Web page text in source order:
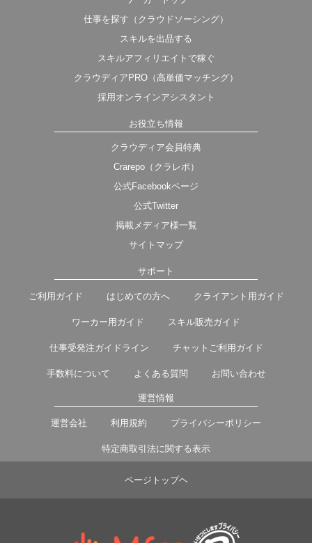
仕事を探す（クラウドソーシング）
スキルを出品する
スキルアフィリエイトで稼ぐ
クラウディアPRO（高単価マッチング）
採用オンラインアシスタント
お役立ち情報
クラウディア会員特典
Crarepo（クラレポ）
公式Facebookページ
公式Twitter
掲載メディア様一覧
サイトマップ
サポート
ご利用ガイド はじめての方へ クライアント用ガイド
ワーカー用ガイド スキル販売ガイド
仕事受発注ガイドライン チャットご利用ガイド
手数料について よくある質問 お問い合わせ
運営情報
運営会社 利用規約 プライバシーポリシー
特定商取引法に関する表示
ページトップヘ